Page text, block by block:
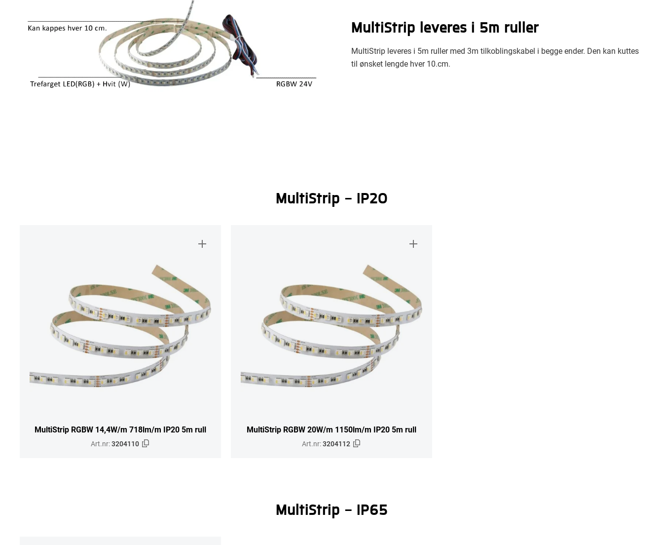
MultiStrip leveres i 5m ruller
MultiStrip leveres i 5m ruller med 3m tilkoblingskabel i begge ender. Den kan kuttes
til ønsket lengde hver 10.cm.
MultiStrip - IP20
MultiStrip RGBW 14,4W/m 718lm/m IP20 5m rull
Art.nr:3204110
MultiStrip RGBW 20W/m 1150lm/m IP20 5m rull
Art.nr:3204112
MultiStrip - IP65